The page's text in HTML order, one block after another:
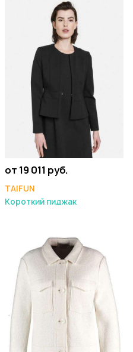
от 19 011 руб.
TAIFUN
Короткий пиджак